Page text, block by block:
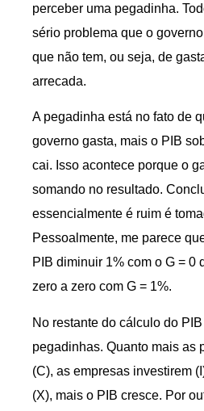
perceber uma pegadinha.
sério problema que o
que não tem, ou seja, de
arrecada.
A pegadinha está no fato de
governo gasta, mais o PIB
cai. Isso acontece porque o
somando no resultado.
essencialmente é ruim é
Pessoalmente, me parece
PIB diminuir 1% com o G = 0
zero a zero com G = 1%.
No restante do cálculo do
pegadinhas. Quanto mais as
(C), as empresas investirem
(X), mais o PIB cresce. Por